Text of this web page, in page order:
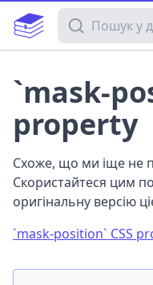
Пошук у
`mask-
property
Схоже, що ми іще не
Скористайтеся цим
оригінальну версію
`mask-position` CSS